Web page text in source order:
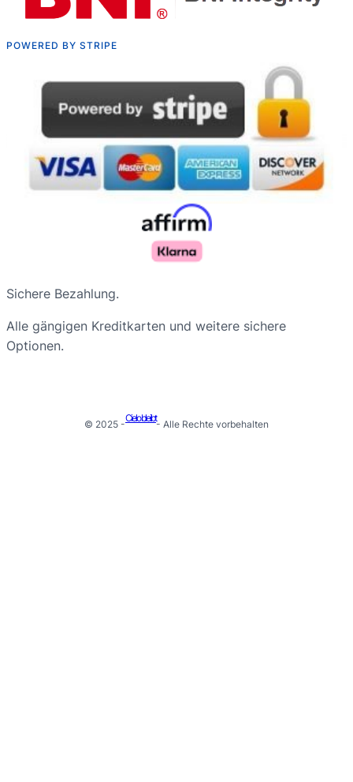
POWERED BY STRIPE
Sichere Bezahlung.
Alle gängigen Kreditkarten und weitere sichere
Optionen.
© 2025 -
Cielo bleibt
- Alle Rechte vorbehalten